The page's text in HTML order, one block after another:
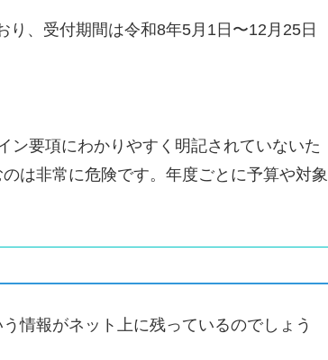
、受付期間は令和8年5月1日〜12月25日
ン要項にわかりやすく明記されていないた
は非常に危険です。年度ごとに予算や対象
情報がネット上に残っているのでしょう